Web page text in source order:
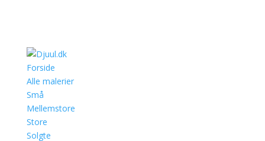
Forside
Alle malerier
Små
Mellemstore
Store
Solgte